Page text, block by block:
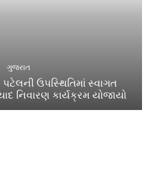
ગુજરાત
ઉપસ્થિતિમાં સ્વાગત
નિવારણ કાર્યક્રમ યોજાયો